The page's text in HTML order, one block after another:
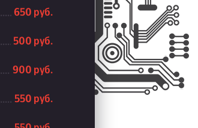
650 руб.
500 руб.
900 руб.
550 руб.